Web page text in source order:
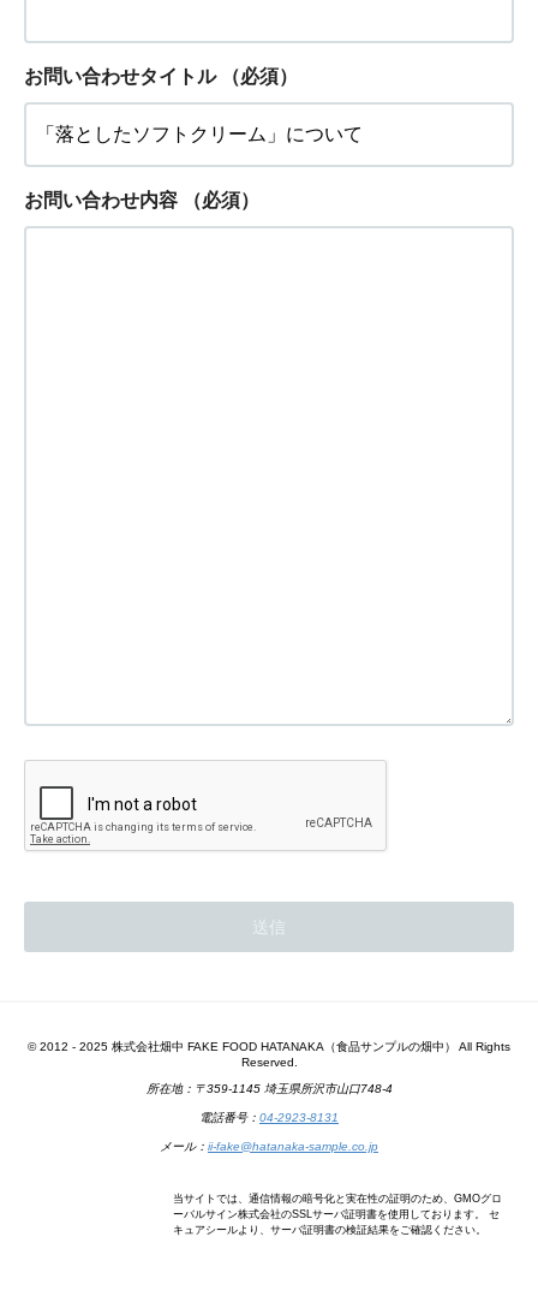
お問い合わせタイトル （必須）
お問い合わせ内容 （必須）
© 2012 - 2025 株式会社畑中 FAKE FOOD HATANAKA（食品サンプルの畑中） All Rights
Reserved.
所在地：〒359-1145 埼玉県所沢市山口748-4
電話番号： 04-2923-8131
メール： ii-fake@hatanaka-sample.co.jp
当サイトでは、通信情報の暗号化と実在性の証明のため、GMOグロ
ーバルサイン株式会社のSSLサーバ証明書を使用しております。 セ
キュアシールより、サーバ証明書の検証結果をご確認ください。